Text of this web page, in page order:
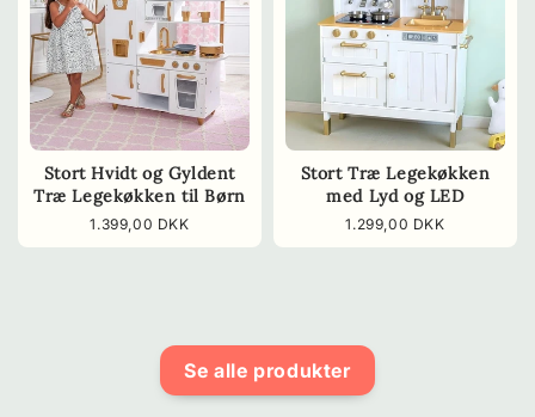
Stort Hvidt og Gyldent
Træ Legekøkken til Børn
Normalpris
1.399,00 DKK
Stort Træ Legekøkken
med Lyd og LED
Normalpris
1.299,00 DKK
Se alle produkter